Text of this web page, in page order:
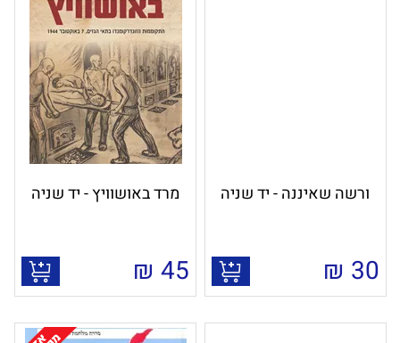
ורשה שאיננה - יד שניה
30
₪
מרד באושוויץ - יד שניה
45
₪